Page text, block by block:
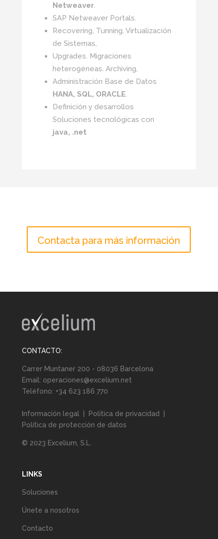
Netweaver.
SAP Netweaver Portals.
Recovering, Tunning, Virtualización
de Sistemas,
Upgrades. Migraciones
heterogéneas. Archiving,
Administración Base de Datos
HANA, SQL, ORACLE.
Definición y desarrollos
Soluciones tecnológicas con
java, .net
Contacta para más información
CONTACTO:
Carrer Muntaner 200 - 08036 Barcelona
Email: operaciones@excelium.net
Teléfono: +34 623 186 770
Información legal Política de privacidad
Política de protección de datos
© 2023 Excelium, S.L.
LINKS
Soluciones
Únete a nosotros
Contacto